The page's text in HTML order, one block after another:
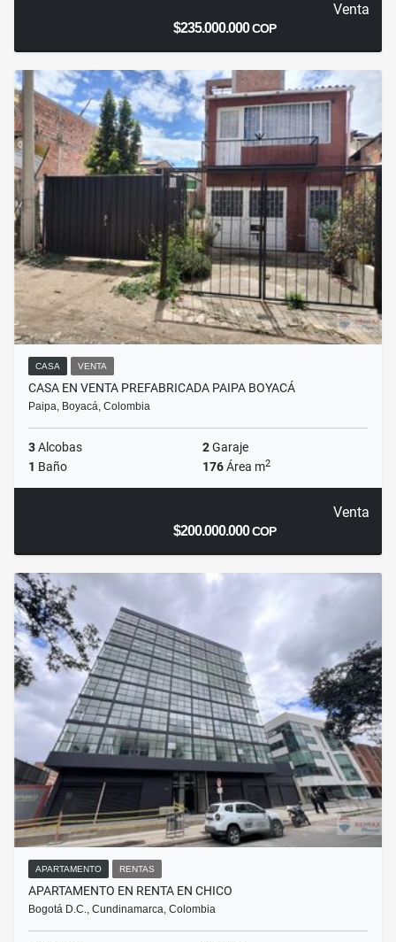
Venta
$235.000.000COP
CASA VENTA
CASA EN VENTA PREFABRICADA PAIPA BOYACÁ
Paipa, Boyacá, Colombia
3Alcobas 2Garaje
1 Baño 176Área m2
Venta
$200.000.000COP
APARTAMENTO RENTAS
APARTAMENTO EN RENTA EN CHICO
Bogotá D.C., Cundinamarca, Colombia